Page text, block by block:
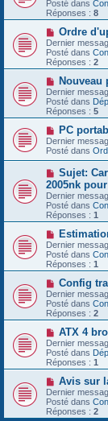
e
s
s
a
g
e
v
e
a
m
e
s
s
a
g
e
Posté dans
Réponses : 8
N
o
u
v
e
a
u
m
e
s
s
a
g
e
Ordre
Dernier
Posté dans
Réponses : 2
N
o
u
v
e
a
u
m
e
s
a
g
e
Nouveau
Dernier
Posté dans
Réponses : 5
N
o
u
v
e
a
u
m
e
s
s
g
e
PC
Dernier
Posté dans
N
o
u
v
e
a
u
m
e
s
s
g
e
Sujet:
2005nk
Dernier
Posté dans
Réponses : 1
N
o
u
v
e
a
m
e
s
a
g
e
Dernier
Posté dans
Réponses : 1
N
o
u
v
e
u
m
e
s
a
g
e
Config
Dernier
Posté dans
Réponses : 2
N
o
u
v
e
u
m
e
s
ATX 4
Dernier
Posté dans
Réponses : 1
N
o
u
v
e
Avis sur
Dernier
Posté dans
Réponses : 2